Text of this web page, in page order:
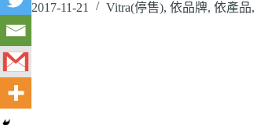
2017-11-21 Vitra(停售), 依品牌, 依產品,